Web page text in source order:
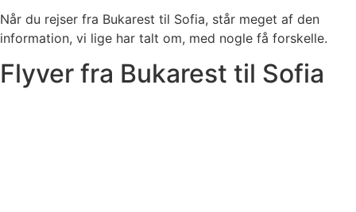
Når du rejser fra Bukarest til Sofia, står meget af den
information, vi lige har talt om, med nogle få forskelle.
Flyver fra Bukarest til Sofia